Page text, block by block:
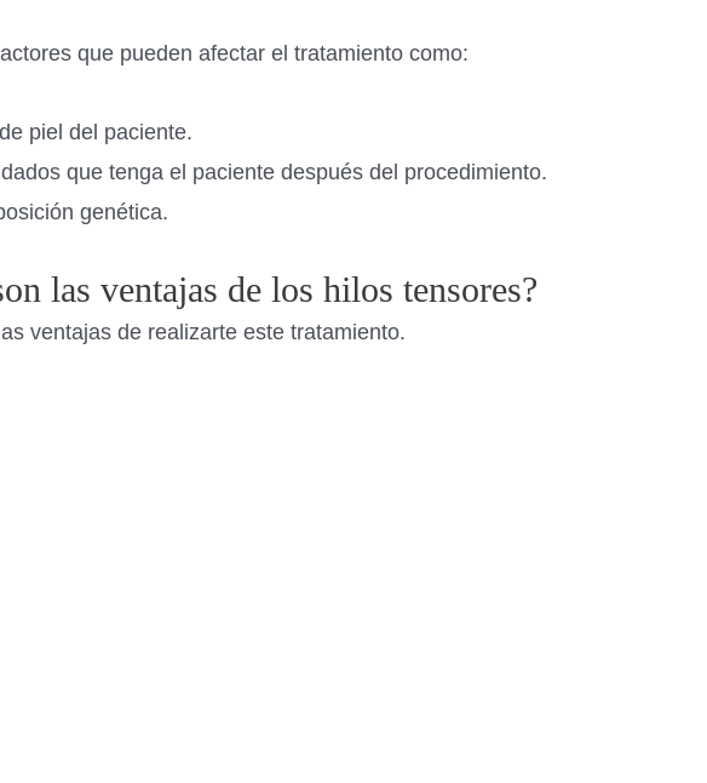
que pueden afectar el tratamiento como:
piel del paciente.
que tenga el paciente después del procedimiento.
genética.
las ventajas de los hilos tensores?
ventajas de realizarte este tratamiento.